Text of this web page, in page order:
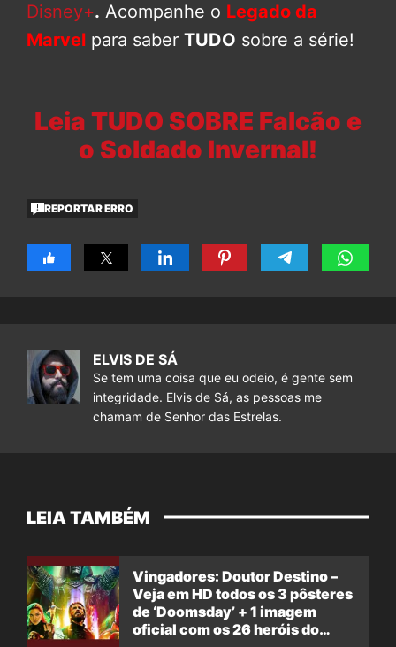
Disney+. Acompanhe o Legado da
Marvel para saber TUDO sobre a série!
Leia TUDO SOBRE Falcão e
o Soldado Invernal!
REPORTAR ERRO
ELVIS DE SÁ
Se tem uma coisa que eu odeio, é gente sem
integridade. Elvis de Sá, as pessoas me
chamam de Senhor das Estrelas.
LEIA TAMBÉM
Vingadores: Doutor Destino –
Veja em HD todos os 3 pôsteres
de ‘Doomsday’ + 1 imagem
oficial com os 26 heróis do